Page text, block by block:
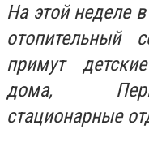
На этой неделе
отопительный
примут
дома,
стационарные